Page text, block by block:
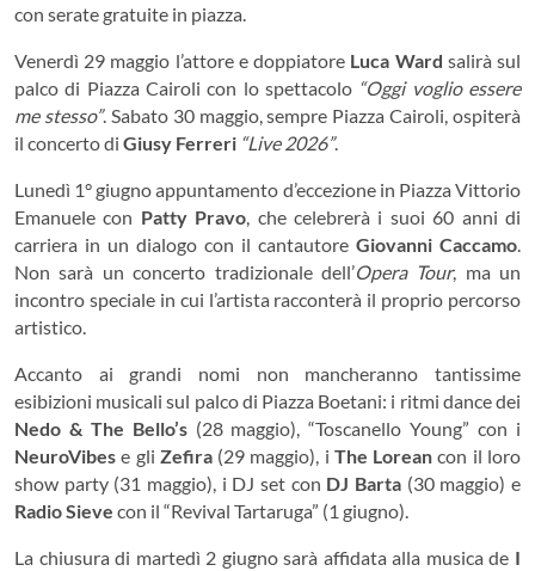
con serate gratuite in piazza.
Venerdì 29 maggio l’attore e doppiatore Luca Ward salirà sul
palco di Piazza Cairoli con lo spettacolo “Oggi voglio essere
me stesso”. Sabato 30 maggio, sempre Piazza Cairoli, ospiterà
il concerto di Giusy Ferreri “Live 2026”.
Lunedì 1° giugno appuntamento d’eccezione in Piazza Vittorio
Emanuele con Patty Pravo, che celebrerà i suoi 60 anni di
carriera in un dialogo con il cantautore Giovanni Caccamo.
Non sarà un concerto tradizionale dell’Opera Tour, ma un
incontro speciale in cui l’artista racconterà il proprio percorso
artistico.
Accanto ai grandi nomi non mancheranno tantissime
esibizioni musicali sul palco di Piazza Boetani: i ritmi dance dei
Nedo & The Bello’s(28 maggio), “Toscanello Young” con i
NeuroVibes e gli Zefira(29 maggio), i The Lorean con il loro
show party (31 maggio), i DJ set con DJ Barta (30 maggio) e
Radio Sieve con il “Revival Tartaruga” (1 giugno).
La chiusura di martedì 2 giugno sarà affidata alla musica de I